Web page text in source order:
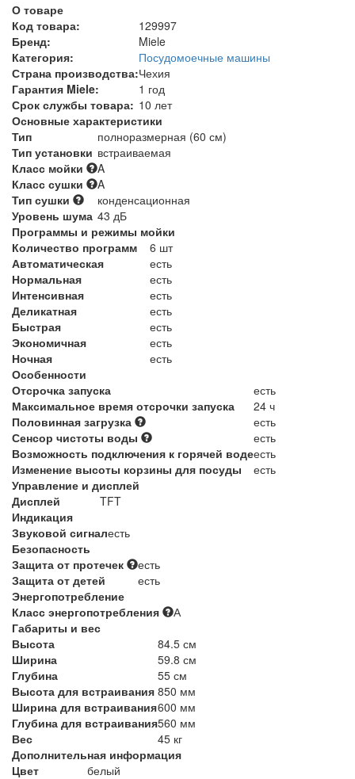
О товаре
Код товара:
129997
Бренд:
Miele
Категория:
Посудомоечные машины
Страна производства:Чехия
Гарантия Miele:
1 год
Срок службы товара: 10 лет
Основные характеристики
Тип
полноразмерная (60 см)
Тип установки встраиваемая
Класс мойки
A
Класс сушки
A
Тип сушки
конденсационная
Уровень шума 43 дБ
Программы и режимы мойки
Количество программ
6 шт
Автоматическая
есть
Нормальная
есть
Интенсивная
есть
Деликатная
есть
Быстрая
есть
Экономичная
есть
Ночная
есть
Особенности
Отсрочка запуска
есть
Максимальное время отсрочки запуска
24 ч
Половинная загрузка
есть
Сенсор чистоты воды
есть
Возможность подключения к горячей водеесть
Изменение высоты корзины для посуды
есть
Управление и дисплей
Дисплей
TFT
Индикация
Звуковой сигналесть
Безопасность
Защита от протечек
есть
Защита от детей
есть
Энергопотребление
Класс энергопотребления
А
Габариты и вес
Высота
84.5 см
Ширина
59.8 см
Глубина
55 см
Высота для встраивания 850 мм
Ширина для встраивания600 мм
Глубина для встраивания560 мм
Вес
45 кг
Дополнительная информация
Цвет
белый